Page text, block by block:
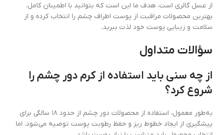
از عسل گالری است. هدف ما این است که بتوانید با اطمینان کامل،
بهترین محصولات مراقبت از پوست اطراف چشم را انتخاب کرده و از
سلامت و زیبایی پوست خود لذت ببرید.
سؤالات متداول
از چه سنی باید استفاده از کرم دور چشم را
شروع کرد؟
به‌طور معمول، استفاده از محصولات دور چشم از حدود ۱۸ سالگی برای
پیشگیری از ایجاد خطوط ریز و حفظ رطوبت پوست توصیه می‌شود، اما